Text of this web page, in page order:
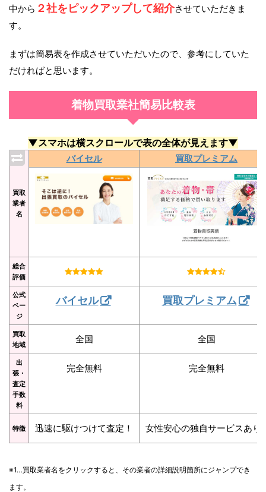
中から ２社をピックアップして紹介させていただきま
す。
まずは簡易表を作成させていただいたので、参考にしていた
だければと思います。
着物買取業社簡易比較表
▼スマホは横スクロールで表の全体が見えます▼
買取
業者
名
バイセル 買取プレミアム
総合
評価
公式
ペー
ジ
バイセル 買取プレミアム
買取
地域
全国 全国
出
張・
査定
手数
料
完全無料 完全無料
特徴 迅速に駆けつけて査定！ 女性安心の独自サービスあり
※1…買取業者名をクリックすると、その業者の詳細説明箇所にジャンプでき
ます。